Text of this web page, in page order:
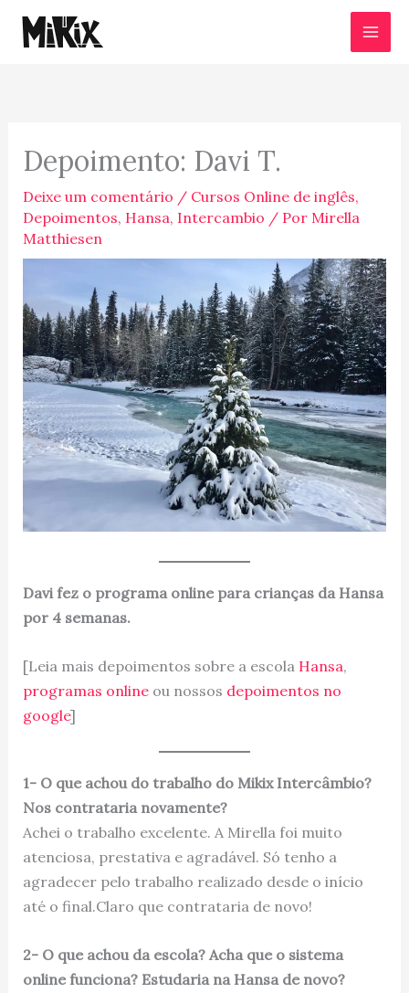
para
Depoimento: Davi T.
Deixe um comentário / Cursos Online de inglês,
Depoimentos, Hansa, Intercambio / Por Mirella
Matthiesen
Davi fez o programa online para crianças da Hansa
por 4 semanas.
[Leia mais depoimentos sobre a escola Hansa,
programas onlineou nossos depoimentos no
google]
1- O que achou do trabalho do Mikix Intercâmbio?
Nos contrataria novamente?
Achei o trabalho excelente. A Mirella foi muito
atenciosa, prestativa e agradável. Só tenho a
agradecer pelo trabalho realizado desde o início
até o final.Claro que contrataria de novo!
2- O que achou da escola? Acha que o sistema
online funciona? Estudaria na Hansa de novo?